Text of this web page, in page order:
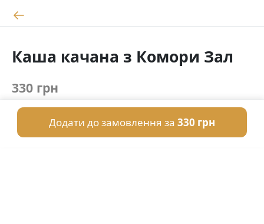
Каша качана з Комори Зал
330 грн
Додати до замовлення за 330 грн